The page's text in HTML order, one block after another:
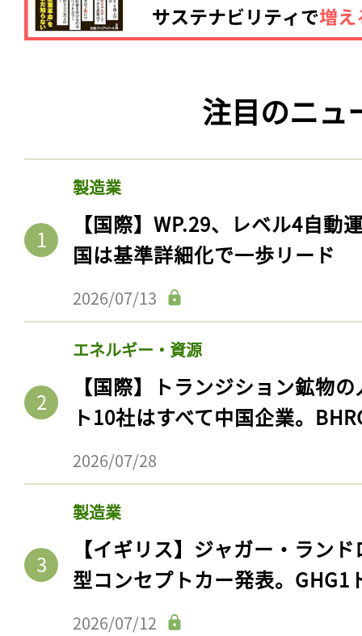
注目のニュ
製造業
【国際】WP.29、レベル4自動
国は基準詳細化で一歩リード
2026/07/13
エネルギー・資源
【国際】トランジション鉱物
ト10社はすべて中国企業。
2026/07/28
製造業
【イギリス】ジャガー・ラン
型コンセプトカー発表。GHG1
2026/07/12